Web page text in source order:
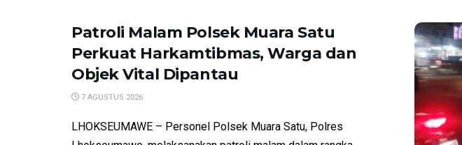
Patroli Malam Polsek Muara Satu
Perkuat Harkamtibmas, Warga dan
Objek Vital Dipantau
7 AGUSTUS 2026
LHOKSEUMAWE – Personel Polsek Muara Satu, Polres